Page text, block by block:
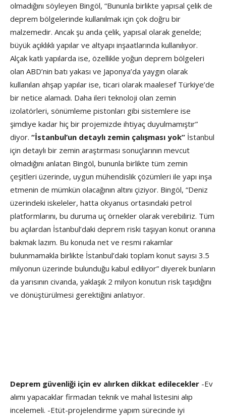
olmadığını söyleyen Bingöl, “Bununla birlikte yapısal çelik de
deprem bölgelerinde kullanılmak için çok doğru bir
malzemedir. Ancak şu anda çelik, yapısal olarak genelde;
büyük açıklıklı yapılar ve altyapı inşaatlarında kullanılıyor.
Alçak katlı yapılarda ise, özellikle yoğun deprem bölgeleri
olan ABD’nin batı yakası ve Japonya’da yaygın olarak
kullanılan ahşap yapılar ise, ticari olarak maalesef Türkiye’de
bir netice alamadı. Daha ileri teknoloji olan zemin
izolatörleri, sönümleme pistonları gibi sistemlere ise
şimdiye kadar hiç bir projemizde ihtiyaç duyulmamıştır”
diyor. “İstanbul’un detaylı zemin çalışması yok” İstanbul
için detaylı bir zemin araştırması sonuçlarının mevcut
olmadığını anlatan Bingöl, bununla birlikte tüm zemin
çeşitleri üzerinde, uygun mühendislik çözümleri ile yapı inşa
etmenin de mümkün olacağının altını çiziyor. Bingöl, “Deniz
üzerindeki iskeleler, hatta okyanus ortasındaki petrol
platformlarını, bu duruma uç örnekler olarak verebiliriz. Tüm
bu açılardan İstanbul’daki deprem riski taşıyan konut oranına
bakmak lazım. Bu konuda net ve resmi rakamlar
bulunmamakla birlikte İstanbul’daki toplam konut sayısı 3.5
milyonun üzerinde bulunduğu kabul ediliyor” diyerek bunların
da yarısının civanda, yaklaşık 2 milyon konutun risk taşıdığını
ve dönüştürülmesi gerektiğini anlatıyor.
Deprem güvenliği için ev alırken dikkat edilecekler -Ev
alımı yapacaklar firmadan teknik ve mahal listesini alıp
incelemeli. -Etüt-projelendirme yapım sürecinde iyi